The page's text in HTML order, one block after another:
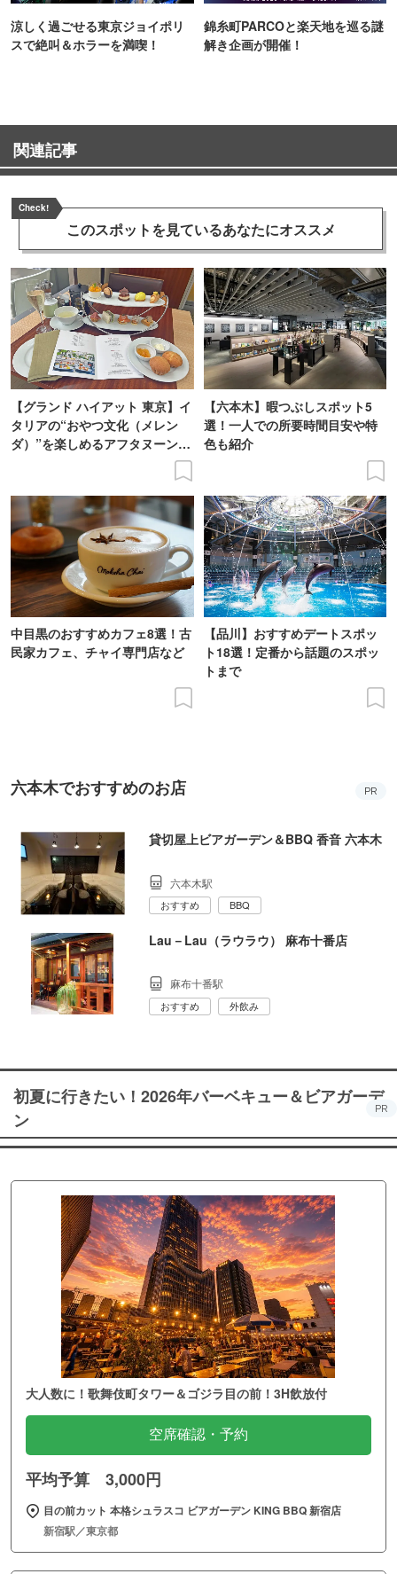
涼しく過ごせる東京ジョイポリ
スで絶叫＆ホラーを満喫！
錦糸町PARCOと楽天地を巡る謎
解き企画が開催！
関連記事
Check!
このスポットを見ているあなたにオススメ
【グランド ハイアット 東京】イ
タリアの“おやつ文化（メレン
ダ）”を楽しめるアフタヌーンテ
【六本木】暇つぶしスポット5
選！一人での所要時間目安や特
色も紹介
中目黒のおすすめカフェ8選！古
民家カフェ、チャイ専門店など
【品川】おすすめデートスポッ
ト18選！定番から話題のスポッ
トまで
六本木でおすすめのお店 PR
貸切屋上ビアガーデン＆BBQ 香音 六本木
六本木駅
おすすめ BBQ
Lau－Lau（ラウラウ） 麻布十番店
麻布十番駅
おすすめ 外飲み
初夏に行きたい！2026年バーベキュー＆ビアガーデ
ン
PR
大人数に！歌舞伎町タワー＆ゴジラ目の前！3H飲放付
空席確認・予約
平均予算 3,000円
目の前カット 本格シュラスコ ビアガーデン KING BBQ 新宿店
新宿駅／東京都